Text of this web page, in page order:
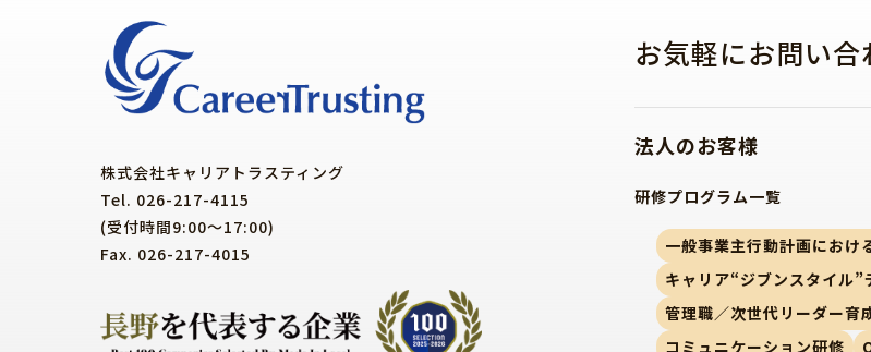
株式会社キャリアトラスティング
Tel. 026-217-4115
(受付時間9:00～17:00)
Fax. 026-217-4015
お気軽にお問い
法人のお客様
研修プログラム一覧
一般事業主行動計画におけ
キャリア“ジブンスタイル”
管理職／次世代リーダー育
コミュニケーション研修